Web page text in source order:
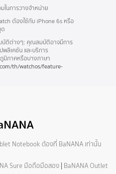
นการวางจำหน่าย
ต้องใช้กับ iPhone 6s หรือ
บัติต่างๆ: คุณสมบัติอาจมีการ
ลิเคชัน และบริการ
ภูมิภาคหรือบางภาษา
th/watchos/feature-
Notebook ต้องที่ BaNANA เท่านั้น
Sure มือถือมือสอง BaNANA Outlet